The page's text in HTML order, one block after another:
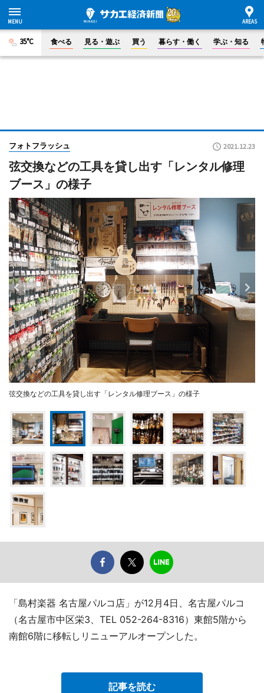
35°C 食べる 見る・遊ぶ 買う 暮らす・働く 学ぶ・知る
フォトフラッシュ 2021.12.23
弦交換などの工具を貸し出す「レンタル修理
ブース」の様子
弦交換などの工具を貸し出す「レンタル修理ブース」の様子
「島村楽器 名古屋パルコ店」が12月4日、名古屋パルコ
（名古屋市中区栄3、TEL 052-264-8316）東館5階から
南館6階に移転しリニューアルオープンした。
記事を読む